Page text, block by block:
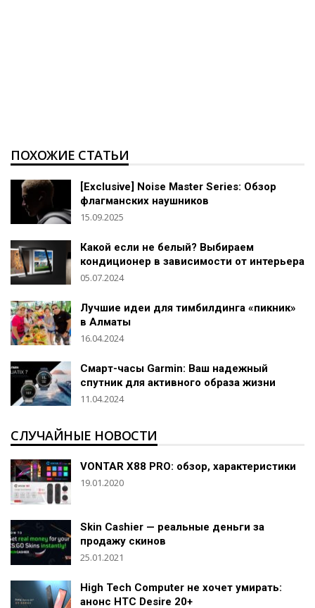
ПОХОЖИЕ СТАТЬИ
[Exclusive] Noise Master Series: Обзор
флагманских наушников
15.09.2025
Какой если не белый? Выбираем
кондиционер в зависимости от интерьера
05.07.2024
Лучшие идеи для тимбилдинга «пикник»
в Алматы
16.04.2024
Смарт-часы Garmin: Ваш надежный
спутник для активного образа жизни
11.04.2024
СЛУЧАЙНЫЕ НОВОСТИ
VONTAR X88 PRO: обзор, характеристики
19.01.2020
Skin Cashier — реальные деньги за
продажу скинов
25.01.2021
High Tech Computer не хочет умирать:
анонс HTC Desire 20+